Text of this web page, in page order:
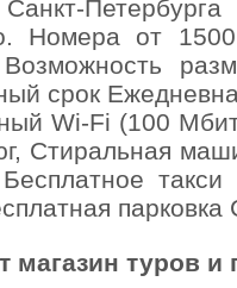
Номера от
срок
Wi-Fi (100
Стиральная
Бесплатное
магазин туров